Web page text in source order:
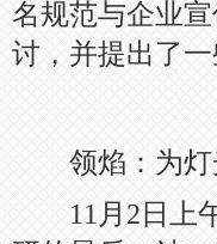
名规范与企业
讨，并提出了一
领焰：为灯
11月2日上午